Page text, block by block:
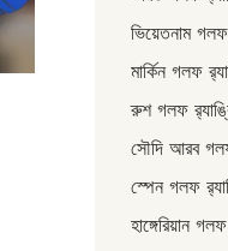
ভিয়েতনাম
মার্কিন গলফ
রুশ গলফ
সৌদি আরব
স্পেন গলফ
হাঙ্গেরিয়ান